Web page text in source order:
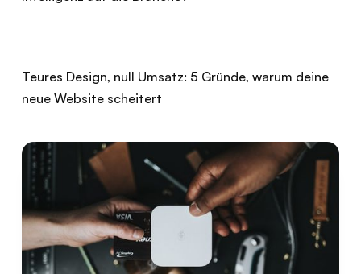
Teures Design, null Umsatz: 5 Gründe, warum deine
neue Website scheitert